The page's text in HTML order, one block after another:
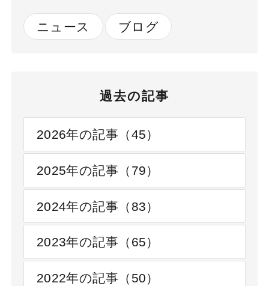
ニュース ブログ
過去の記事
2026年の記事（45）
2025年の記事（79）
2024年の記事（83）
2023年の記事（65）
2022年の記事（50）